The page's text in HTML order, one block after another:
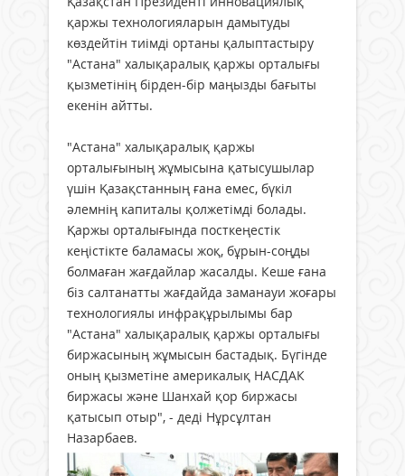
қаржы технологияларын дамытуды
көздейтін тиімді ортаны қалыптастыру
"Астана" халықаралық қаржы орталығы
қызметінің бірден-бір маңызды бағыты
екенін айтты.
"Астана" халықаралық қаржы
орталығының жұмысына қатысушылар
үшін Қазақстанның ғана емес, бүкіл
әлемнің капиталы қолжетімді болады.
Қаржы орталығында посткеңестік
кеңістікте баламасы жоқ, бұрын-соңды
болмаған жағдайлар жасалды. Кеше ғана
біз салтанатты жағдайда заманауи жоғары
технологиялы инфрақұрылымы бар
"Астана" халықаралық қаржы орталығы
биржасының жұмысын бастадық. Бүгінде
оның қызметіне америкалық НАСДАК
биржасы және Шанхай қор биржасы
қатысып отыр", - деді Нұрсұлтан
Назарбаев.